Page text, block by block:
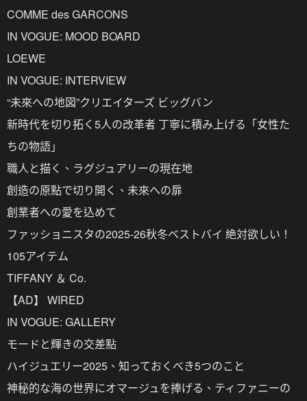
COMME des GARCONS
IN VOGUE: MOOD BOARD
LOEWE
IN VOGUE: INTERVIEW
“未來への地図”クリエイターズ ビッグバン
新時代を切り拓く5人の改革者 丁寧に積み上げる「女性た
ちの物語」
職人と描く、ラグジュアリーの現在地
創造の原點で切り開く、未來への扉
創業者への愛を込めて
ファッショニスタの2025-26秋冬ベストバイ 絶対欲しい！
105アイテム
TIFFANY ＆ Co.
【AD】 WIRED
IN VOGUE: GALLERY
モードと輝きの交差點
ハイジュエリー2025、知っておくべき5つのこと
神秘的な海の世界にオマージュを捧げる、ティファニーの